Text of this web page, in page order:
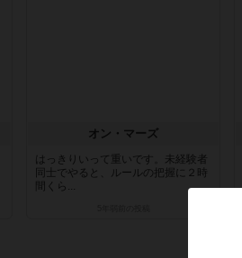
オン・マーズ
はっきりいって重いです。未経験者
同士でやると、ルールの把握に２時
間くら...